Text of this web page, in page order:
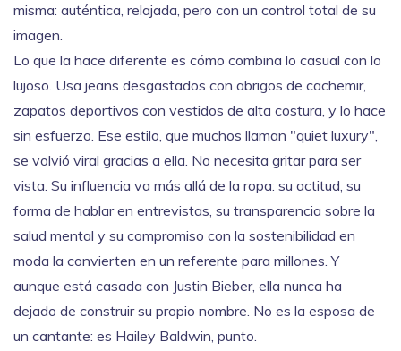
misma: auténtica, relajada, pero con un control total de su
imagen.
Lo que la hace diferente es cómo combina lo casual con lo
lujoso. Usa jeans desgastados con abrigos de cachemir,
zapatos deportivos con vestidos de alta costura, y lo hace
sin esfuerzo. Ese estilo, que muchos llaman "quiet luxury",
se volvió viral gracias a ella. No necesita gritar para ser
vista. Su influencia va más allá de la ropa: su actitud, su
forma de hablar en entrevistas, su transparencia sobre la
salud mental y su compromiso con la sostenibilidad en
moda la convierten en un referente para millones. Y
aunque está casada con Justin Bieber, ella nunca ha
dejado de construir su propio nombre. No es la esposa de
un cantante: es Hailey Baldwin, punto.